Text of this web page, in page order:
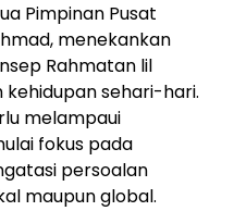
Pimpinan Pusat
menekankan
Rahmatan lil
sehari-hari.
melampaui
fokus pada
persoalan
maupun global.